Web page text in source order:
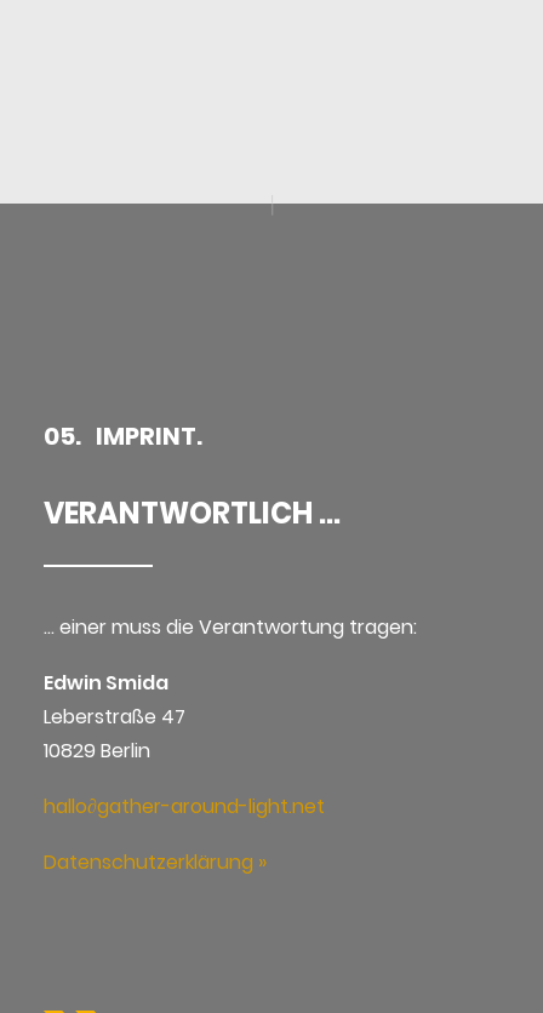
05. IMPRINT.
VERANTWORTLICH ...
… einer muss die Verantwortung tragen:
Edwin Smida
Leberstraße 47
10829 Berlin
hallo∂gather-around-light.net
Datenschutzerklärung »